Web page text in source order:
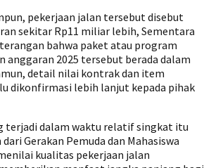
pekerjaan jalan tersebut disebut
sekitar Rp11 miliar lebih, Sementara
bahwa paket atau program
anggaran 2025 tersebut berada dalam
detail nilai kontrak dan item
dikonfirmasi lebih lanjut kepada pihak
terjadi dalam waktu relatif singkat itu
Gerakan Pemuda dan Mahasiswa
kualitas pekerjaan jalan